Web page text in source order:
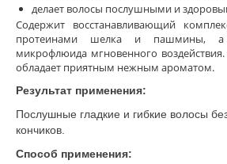
делает волосы послушными и
Содержит восстанавливающий
протеинами шелка и пашмины, а
микрофлюида мгновенного
обладает приятным нежным ароматом.
Результат применения:
Послушные гладкие и гибкие волосы
кончиков.
Способ применения: